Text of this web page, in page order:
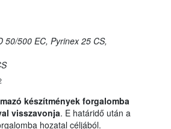
50/500 EC, Pyrinex 25 CS,
készítmények forgalomba
visszavonja. E határidő után a
hozatal céljából.